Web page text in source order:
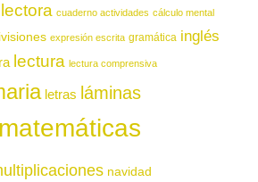
cuaderno actividades cálculo mental
expresión escrita gramática inglés
lectura lectura comprensiva
letras láminas
matemáticas
navidad